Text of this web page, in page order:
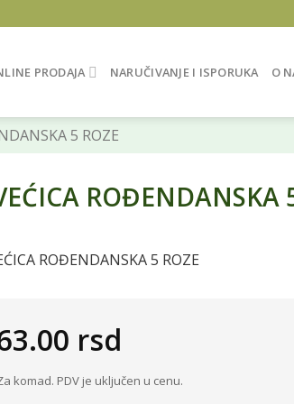
PRODAJA NARUČIVANJE I ISPORUKA O
5 ROZE
ROĐENDANSKA
ROĐENDANSKA 5 ROZE
rsd
komad. PDV je uključen u cenu.